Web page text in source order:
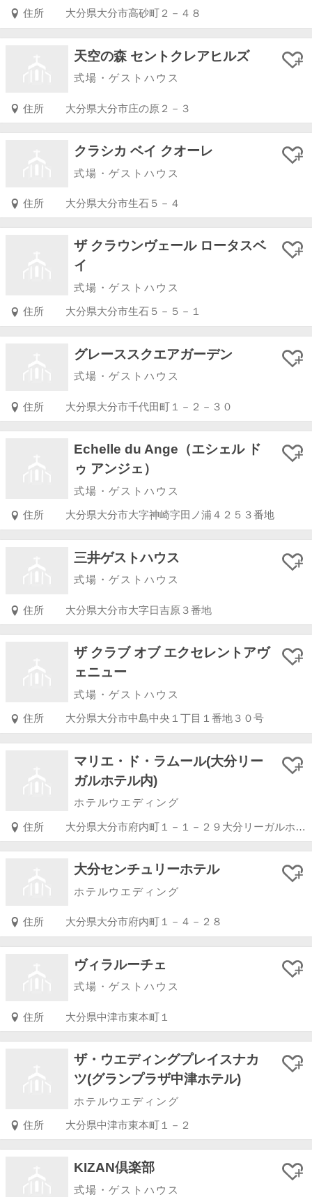
住所 大分県大分市高砂町２－４８
天空の森 セントクレアヒルズ
式場・ゲストハウス
住所 大分県大分市庄の原２－３
クラシカ ベイ クオーレ
式場・ゲストハウス
住所 大分県大分市生石５－４
ザ クラウンヴェール ロータスベ
イ
式場・ゲストハウス
住所 大分県大分市生石５－５－１
グレーススクエアガーデン
式場・ゲストハウス
住所 大分県大分市千代田町１－２－３０
Echelle du Ange（エシェル ド
ゥ アンジェ）
式場・ゲストハウス
住所 大分県大分市大字神崎字田ノ浦４２５３番地
三井ゲストハウス
式場・ゲストハウス
住所 大分県大分市大字日吉原３番地
ザ クラブ オブ エクセレントアヴ
ェニュー
式場・ゲストハウス
住所 大分県大分市中島中央１丁目１番地３０号
マリエ・ド・ラムール(大分リー
ガルホテル内)
ホテルウエディング
住所 大分県大分市府内町１－１－２９大分リーガルホテル内
大分センチュリーホテル
ホテルウエディング
住所 大分県大分市府内町１－４－２８
ヴィラルーチェ
式場・ゲストハウス
住所 大分県中津市東本町１
ザ・ウエディングプレイスナカ
ツ(グランプラザ中津ホテル)
ホテルウエディング
住所 大分県中津市東本町１－２
KIZAN倶楽部
式場・ゲストハウス